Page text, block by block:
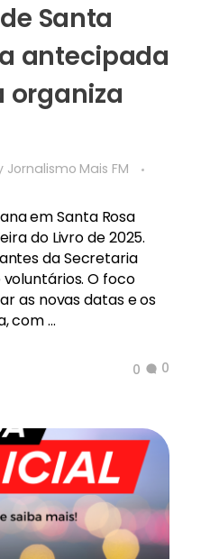
Santa
antecipada
organiza
Jornalismo Mais FM
em Santa Rosa
do Livro de 2025.
da Secretaria
O foco
as novas datas e os
com ...
0 0